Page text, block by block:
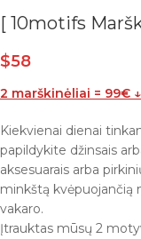
[ 10motifs
$58
2 marškinėliai = 99€ ↓
Kiekvienai dienai
papildykite džinsais
aksesuarais arba
minkštą kvėpuojančią
vakaro.
Įtrauktas mūsų 2